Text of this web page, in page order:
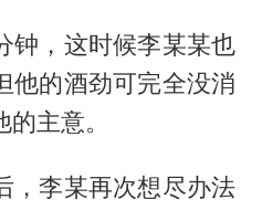
钟，这时候李某某也
他的酒劲可完全没消
主意。
，李某再次想尽办法